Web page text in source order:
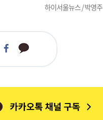
하이서울뉴스 / 박영주
페
이
카
카